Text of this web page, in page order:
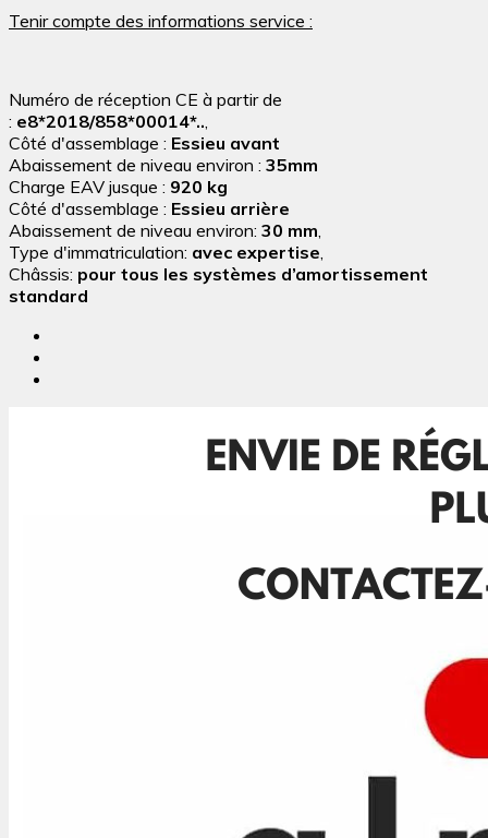
Tenir compte des informations service :
Numéro de réception CE à partir de
: e8*2018/858*00014*..
Côté d'assemblage : Essieu avant
Abaissement de niveau environ : 35mm
Charge EAV jusque : 920 kg
Côté d'assemblage : Essieu arrière
Abaissement de niveau environ: 30 mm
Type d'immatriculation: avec expertise
Châssis: pour tous les systèmes d’amortissement
standard